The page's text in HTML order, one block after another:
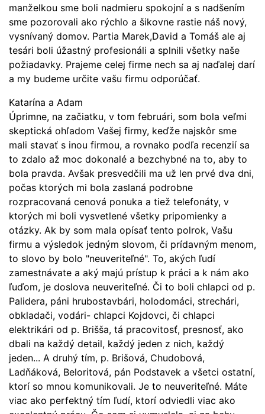
manželkou sme boli nadmieru spokojní a s nadšením
sme pozorovali ako rýchlo a šikovne rastie náš nový,
vysnívaný domov. Partia Marek,David a Tomáš ale aj
tesári boli úžastný profesionáli a splnili všetky naše
požiadavky. Prajeme celej firme nech sa aj naďalej darí
a my budeme určite vašu firmu odporúčať.
Katarína a Adam
Úprimne, na začiatku, v tom februári, som bola veľmi
skeptická ohľadom Vašej firmy, keďže najskôr sme
mali stavať s inou firmou, a rovnako podľa recenzií sa
to zdalo až moc dokonalé a bezchybné na to, aby to
bola pravda. Avšak presvedčili ma už len prvé dva dni,
počas ktorých mi bola zaslaná podrobne
rozpracovaná cenová ponuka a tiež telefonáty, v
ktorých mi boli vysvetlené všetky pripomienky a
otázky. Ak by som mala opísať tento polrok, Vašu
firmu a výsledok jedným slovom, či prídavným menom,
to slovo by bolo "neuveriteľné". To, akých ľudí
zamestnávate a aký majú prístup k práci a k nám ako
ľuďom, je doslova neuveriteľné. Či to boli chlapci od p.
Palidera, páni hrubostavbári, holodomáci, strechári,
obkladači, vodári- chlapci Kojdovci, či chlapci
elektrikári od p. Brišša, tá pracovitosť, presnosť, ako
dbali na každý detail, každý jeden z nich, každý
jeden... A druhý tím, p. Brišová, Chudobová,
Ladňáková, Beloritová, pán Podstavek a všetci ostatní,
ktorí so mnou komunikovali. Je to neuveriteľné. Máte
viac ako perfektný tím ľudí, ktorí odviedli viac ako